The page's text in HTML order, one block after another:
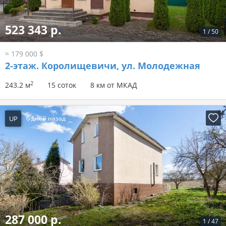
1 /50
523 343 р.
≈ 179 000 $
2-этаж. Королищевичи, ул. Молодежная
243.2 м2 15 соток 8 км от МКАД
UP 6 дней назад
1 /47
287 000 р.